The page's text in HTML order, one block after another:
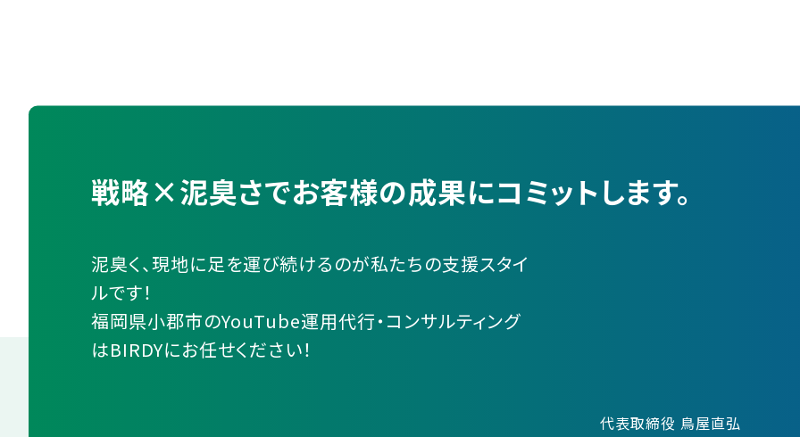
戦略×泥臭さでお客様の成果にコミットします。
泥臭く、現地に足を運び続けるのが私たちの支援スタイ
ルです！
福岡県小郡市のYouTube運用代行・コンサルティング
はBIRDYにお任せください！
代表取締役 鳥屋直弘